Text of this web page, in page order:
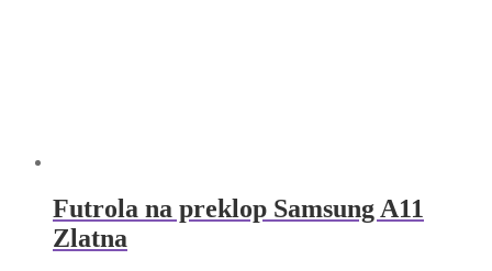
Futrola na preklop Samsung A11
Zlatna